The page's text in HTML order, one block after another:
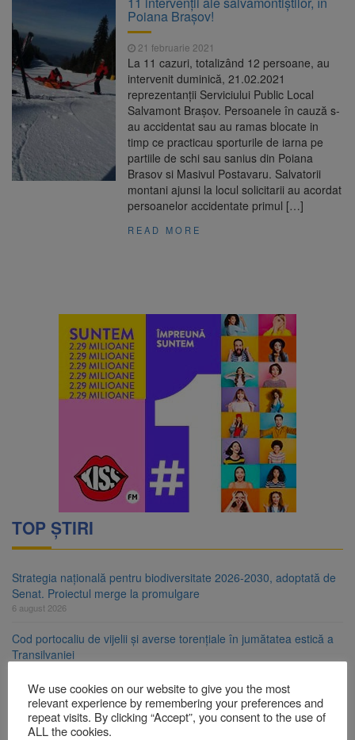
AUR a lansat platforma
suspeND.ro pentru urmărirea inițiativei de
suspendare a președintelui Nicușor Dan
6 august 2026
Înalta Curte analizează
dosarul lui Călin Georgescu și Horațiu Potra.
Judecătorii decid dacă începe procesul
6 august 2026
Strategia națională pentru
biodiversitate 2026-2030, adoptată de Senat.
Proiectul merge la promulgare
Poiana Braşov!
21 februarie 2021
La 11 cazuri, totalizând 12 persoane, au
intervenit duminică, 21.02.2021
reprezentanţii Serviciului Public Local
Salvamont Braşov. Persoanele în cauză s-
au accidentat sau au ramas blocate in
timp ce practicau sporturile de iarna pe
partiile de schi sau sanius din Poiana
Brasov si Masivul Postavaru. Salvatorii
montani ajunsi la locul solicitarii au acordat
persoanelor accidentate primul […]
READ MORE
TOP ȘTIRI
Strategia națională pentru biodiversitate 2026-2030, adoptată de
Senat. Proiectul merge la promulgare
6 august 2026
Cod portocaliu de vijelii și averse torențiale în jumătatea estică a
Transilvaniei
Bărbat din Victoria, reținut după ce și-ar fi agresat soția de două
ori în câteva zile
6 august 2026
We use cookies on our website to give you the most
relevant experience by remembering your preferences and
repeat visits. By clicking “Accept”, you consent to the use of
ALL the cookies.